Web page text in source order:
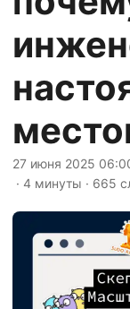
27 июня 2025
· 4 минуты · 665